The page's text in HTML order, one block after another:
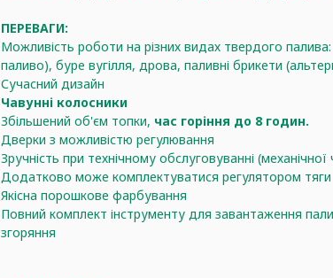
ПЕРЕВАГИ:
Можливість роботи на різних видах твердого
паливо), буре вугілля, дрова, паливні брикети
Сучасний дизайн
Чавунні колосники
Збільшений об'єм топки, час горіння до 8 годин.
Дверки з можливістю регулювання
Зручність при технічному обслуговуванні (механічної
Додатково може комплектуватися регулятором тяги
Якісна порошкове фарбування
Повний комплект інструменту для завантаження
згоряння